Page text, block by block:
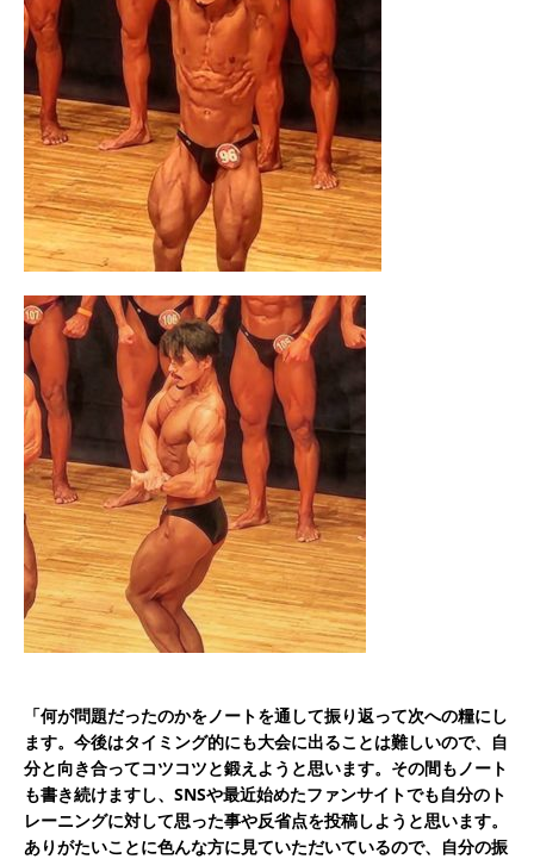
「何が問題だったのかをノートを通して振り返って次への糧にし
ます。今後はタイミング的にも大会に出ることは難しいので、自
分と向き合ってコツコツと鍛えようと思います。その間もノート
も書き続けますし、SNSや最近始めたファンサイトでも自分のト
レーニングに対して思った事や反省点を投稿しようと思います。
ありがたいことに色んな方に見ていただいているので、自分の振